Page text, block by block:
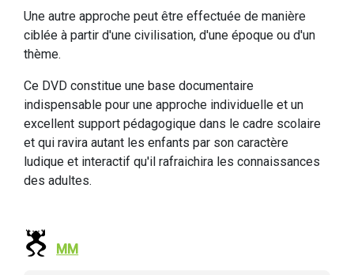
Une autre approche peut être effectuée de manière
ciblée à partir d'une civilisation, d'une époque ou d'un
thème.
Ce DVD constitue une base documentaire
indispensable pour une approche individuelle et un
excellent support pédagogique dans le cadre scolaire
et qui ravira autant les enfants par son caractère
ludique et interactif qu'il rafraichira les connaissances
des adultes.
MM